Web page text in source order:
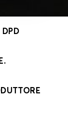
DPD